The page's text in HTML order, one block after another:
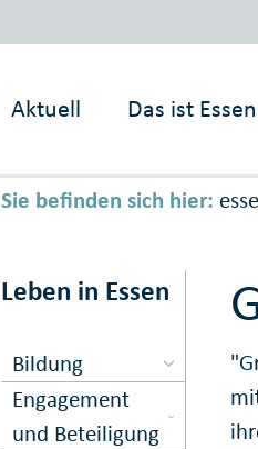
Aktuell Das ist Essen
Sie befinden sich hier:
Leben in Essen
Bildung
Engagement
und Beteiligung